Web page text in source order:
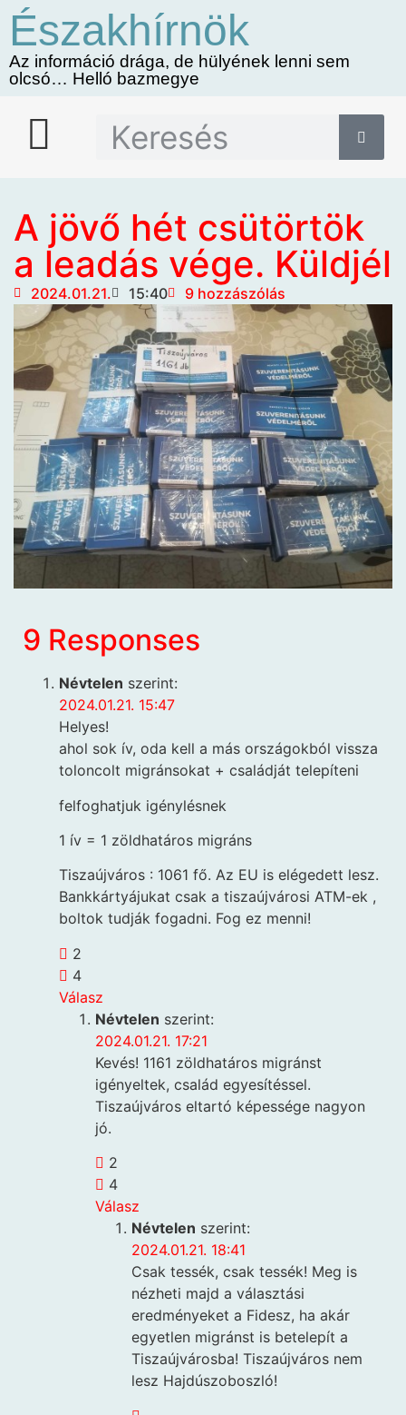
Északhírnök
Az információ drága, de hülyének lenni sem
olcsó… Helló bazmegye
A jövő hét csütörtök
a leadás vége. Küldjél
2024.01.21. 15:40 9 hozzászólás
9 Responses
Névtelen szerint:
2024.01.21. 15:47
Helyes!
ahol sok ív, oda kell a más országokból vissza
toloncolt migránsokat + családját telepíteni
felfoghatjuk igénylésnek
1 ív = 1 zöldhatáros migráns
Tiszaújváros : 1061 fő. Az EU is elégedett lesz.
Bankkártyájukat csak a tiszaújvárosi ATM-ek ,
boltok tudják fogadni. Fog ez menni!
2
4
Válasz
Névtelen szerint:
2024.01.21. 17:21
Kevés! 1161 zöldhatáros migránst
igényeltek, család egyesítéssel.
Tiszaújváros eltartó képessége nagyon
jó.
2
4
Válasz
Névtelen szerint:
2024.01.21. 18:41
Csak tessék, csak tessék! Meg is
nézheti majd a választási
eredményeket a Fidesz, ha akár
egyetlen migránst is betelepít a
Tiszaújvárosba! Tiszaújváros nem
lesz Hajdúszoboszló!